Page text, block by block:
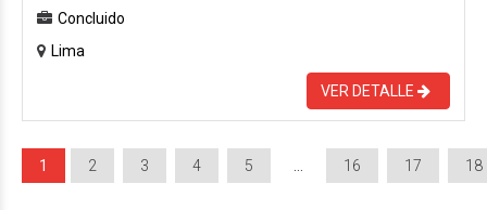
Concluido
Lima
VER DETALLE
1 2 3 4 5 16 17 18